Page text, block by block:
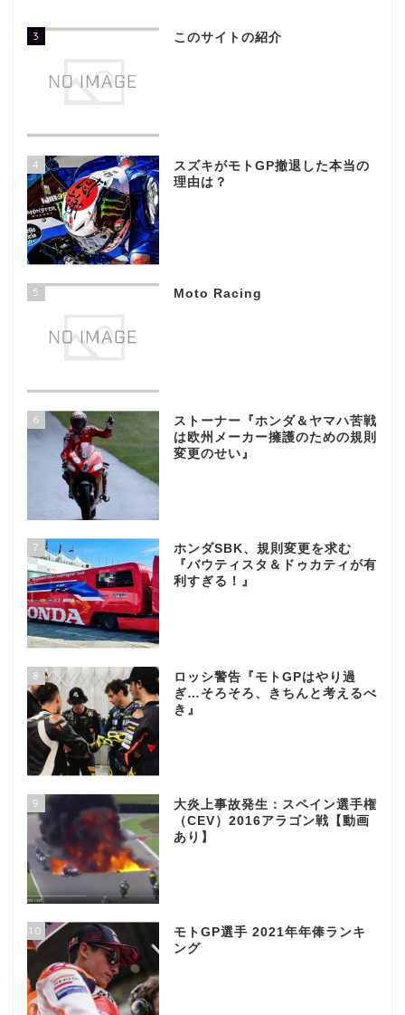
3 このサイトの紹介
4
スズキがモトGP撤退した本当の
理由は？
5 Moto Racing
6
ストーナー『ホンダ＆ヤマハ苦戦
は欧州メーカー擁護のための規則
変更のせい』
7
ホンダSBK、規則変更を求む
『バウティスタ＆ドゥカティが有
利すぎる！』
8
ロッシ警告『モトGPはやり過
ぎ…そろそろ、きちんと考えるべ
き』
9
大炎上事故発生：スペイン選手権
（CEV）2016アラゴン戦【動画
あり】
10
モトGP選手 2021年年俸ランキ
ング